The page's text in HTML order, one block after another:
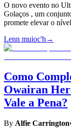
O novo evento no
Golaços , um
promete elevar o nível
Lenn muioc'h →
Como
Owairan
Vale a Pena?
By Alfie Carrington